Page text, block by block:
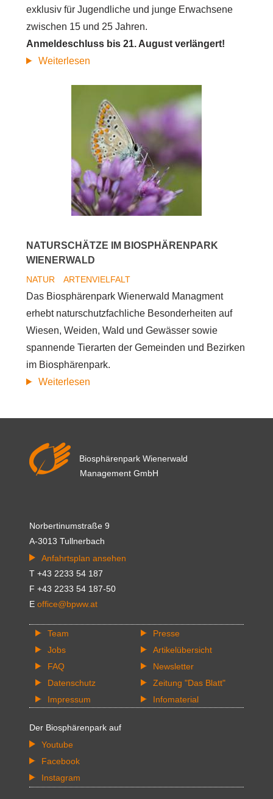
exklusiv für Jugendliche und junge Erwachsene
zwischen 15 und 25 Jahren.
Anmeldeschluss bis 21. August verlängert!
Weiterlesen
Biosphärenpark
Wienerwald
NATURSCHÄTZE IM BIOSPHÄRENPARK
WIENERWALD
NATUR ARTENVIELFALT
Das Biosphärenpark Wienerwald Managment
erhebt naturschutzfachliche Besonderheiten auf
Wiesen, Weiden, Wald und Gewässer sowie
spannende Tierarten der Gemeinden und Bezirken
im Biosphärenpark.
Weiterlesen
Biosphärenpark
Biosphärenpark Wienerwald
Management GmbH
Norbertinumstraße 9
A-3013 Tullnerbach
Anfahrtsplan ansehen
T +43 2233 54 187
F +43 2233 54 187-50
E office@bpww.at
Team
Jobs
FAQ
Datenschutz
Impressum
Presse
Artikelübersicht
Newsletter
Zeitung "Das Blatt"
Infomaterial
Der Biosphärenpark auf
Youtube
Facebook
Instagram